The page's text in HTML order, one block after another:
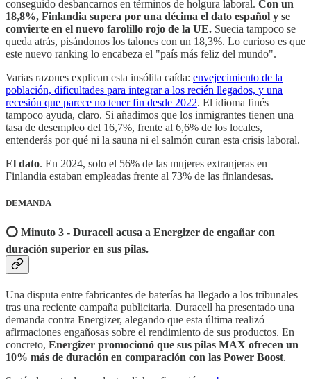
conseguido desbancarnos en términos de holgura laboral. Con un
18,8%, Finlandia supera por una décima el dato español y se
convierte en el nuevo farolillo rojo de la UE. Suecia tampoco se
queda atrás, pisándonos los talones con un 18,3%. Lo curioso es que
este nuevo ranking lo encabeza el "país más feliz del mundo".
Varias razones explican esta insólita caída: envejecimiento de la
población, dificultades para integrar a los recién llegados, y una
recesión que parece no tener fin desde 2022. El idioma finés
tampoco ayuda, claro. Si añadimos que los inmigrantes tienen una
tasa de desempleo del 16,7%, frente al 6,6% de los locales,
entenderás por qué ni la sauna ni el salmón curan esta crisis laboral.
El dato. En 2024, solo el 56% de las mujeres extranjeras en
Finlandia estaban empleadas frente al 73% de las finlandesas.
DEMANDA
⭕️ Minuto 3 - Duracell acusa a Energizer de engañar con
duración superior en sus pilas.
Una disputa entre fabricantes de baterías ha llegado a los tribunales
tras una reciente campaña publicitaria. Duracell ha presentado una
demanda contra Energizer, alegando que esta última realizó
afirmaciones engañosas sobre el rendimiento de sus productos. En
concreto, Energizer promocionó que sus pilas MAX ofrecen un
10% más de duración en comparación con las Power Boost.